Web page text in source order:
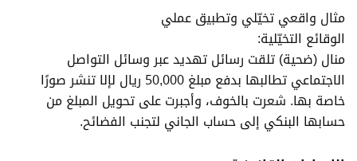
مثال واقعي تخيّلي وتطبيق عملي
الوقائع التخيّلية:
منال (ضحية) تلقت رسائل تهديد عبر وسائل التواصل
الاجتماعي تطالبها بدفع مبلغ 50,000 ريال لإلا تنشر صورًا
خاصة بها. شعرت بالخوف، وأجبرت على تحويل المبلغ من
حسابها البنكي إلى حساب الجاني لتجنب الفضائح.